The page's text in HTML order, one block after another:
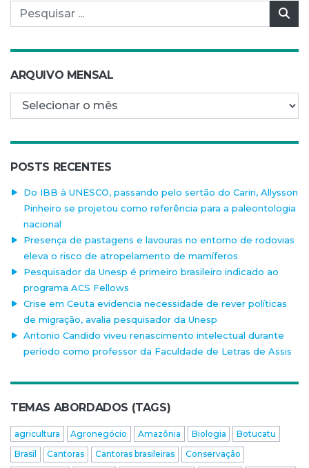
Pesquisar por:
ARQUIVO MENSAL
Arquivo mensal
POSTS RECENTES
Do IBB à UNESCO, passando pelo sertão do Cariri, Allysson
Pinheiro se projetou como referência para a paleontologia
nacional
Presença de pastagens e lavouras no entorno de rodovias
eleva o risco de atropelamento de mamíferos
Pesquisador da Unesp é primeiro brasileiro indicado ao
programa ACS Fellows
Crise em Ceuta evidencia necessidade de rever políticas
de migração, avalia pesquisador da Unesp
Antonio Candido viveu renascimento intelectual durante
período como professor da Faculdade de Letras de Assis
TEMAS ABORDADOS (TAGS)
agricultura Agronegócio Amazônia Biologia
Botucatu
Brasil
Cantoras Cantoras brasileiras
Conservação